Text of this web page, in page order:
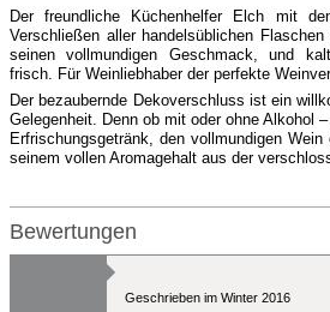
Der freundliche Küchenhelfer Elch mit
Verschließen aller handelsüblichen
seinen vollmundigen Geschmack, und
frisch. Für Weinliebhaber der perfekte
Der bezaubernde Dekoverschluss ist ein
Gelegenheit. Denn ob mit oder ohne Alkohol
Erfrischungsgetränk, den vollmundigen
seinem vollen Aromagehalt aus der
Bewertungen
Geschrieben im Winter 2016